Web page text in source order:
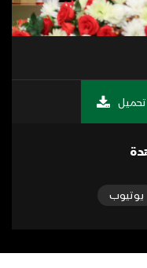
تحميل
يوتيوب